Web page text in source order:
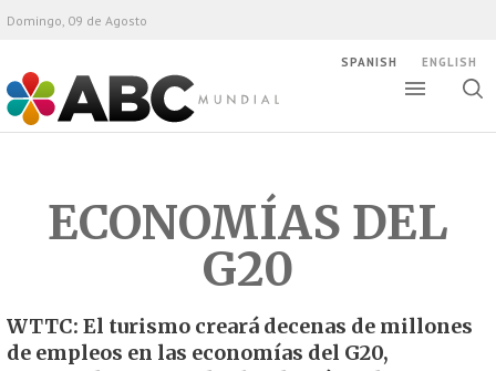
ABC Mundial
Domingo, 09 de Agosto
SPANISH ENGLISH
ECONOMÍAS DEL
G20
WTTC: El turismo creará decenas de millones
de empleos en las economías del G20,